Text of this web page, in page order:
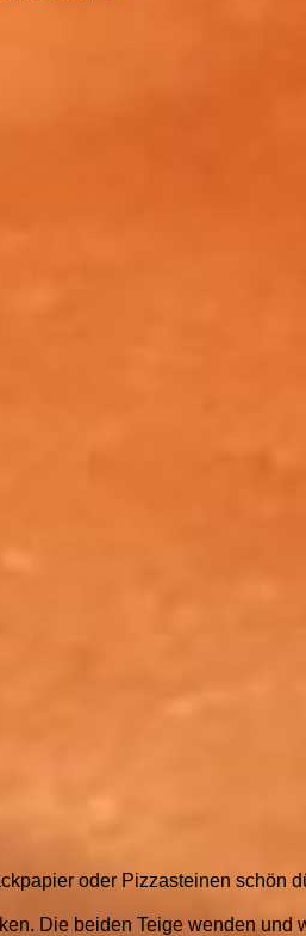
oder Pizzasteinen schön
Die beiden Teige wenden und